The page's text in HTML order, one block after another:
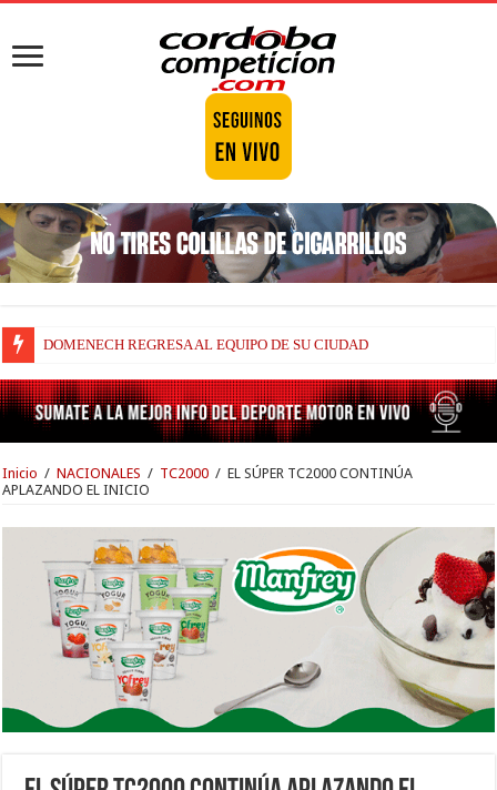
DOMENECH REGRESA AL EQUIPO DE SU CIUDAD
Inicio / NACIONALES / TC2000 / EL SÚPER TC2000 CONTINÚA
APLAZANDO EL INICIO